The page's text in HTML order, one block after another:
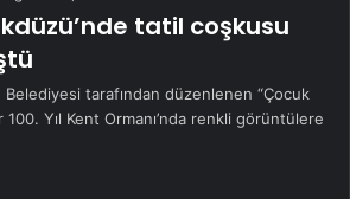
tatil coşkusu
tarafından düzenlenen “Çocuk
100. Yıl Kent Ormanı’nda renkli görüntülere